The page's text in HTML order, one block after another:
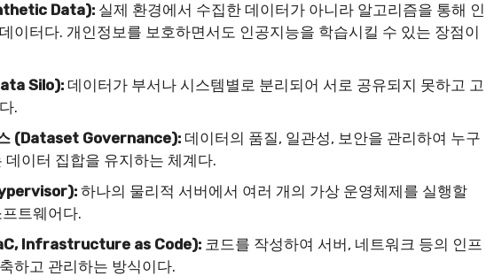
Data): 실제 환경에서 수집한 데이터가 아니라 알고리즘을 통해 인
이터다. 개인정보를 보호하면서도 인공지능을 학습시킬 수 있는 장점이
Silo): 데이터가 부서나 시스템별로 분리되어 서로 공유되지 못하고 고
.
(Dataset Governance):데이터의 품질, 일관성, 보안을 관리하여 누구
데이터 집합을 유지하는 체계다.
하나의 물리적 서버에서 여러 개의 가상 운영체제를 실행할
트웨어다.
Infrastructure as Code): 코드를 작성하여 서버, 네트워크 등의 인프
하고 관리하는 방식이다.